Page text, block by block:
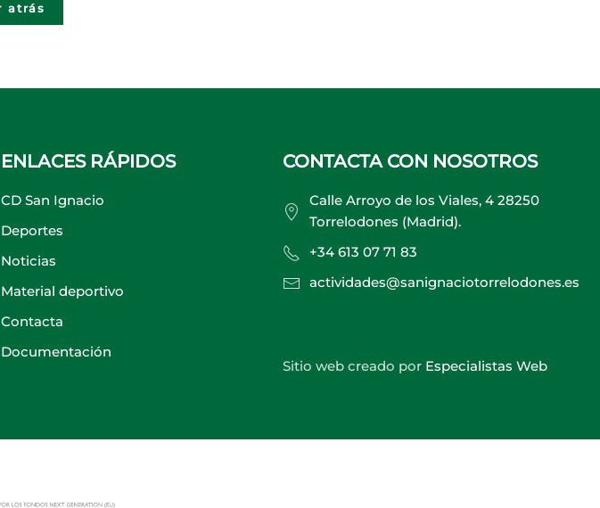
atrás
ENLACES RÁPIDOS
CD San Ignacio
Deportes
Noticias
Material deportivo
Contacta
Documentación
CONTACTA CON NOSOTROS
Calle Arroyo de los Viales, 4 28250
Torrelodones (Madrid).
+34 613 07 71 83
actividades@sanignaciotorrelodones.es
Sitio web creado por Especialistas Web